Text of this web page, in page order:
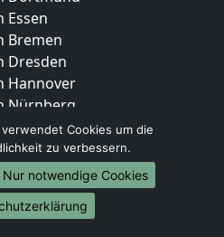
Essen
Bremen
Dresden
Hannover
Nürnberg
Duisburg
Bochum
Wuppertal
Bielefeld
Bonn
Cookies um die
zu verbessern.
Nur notwendige Cookies